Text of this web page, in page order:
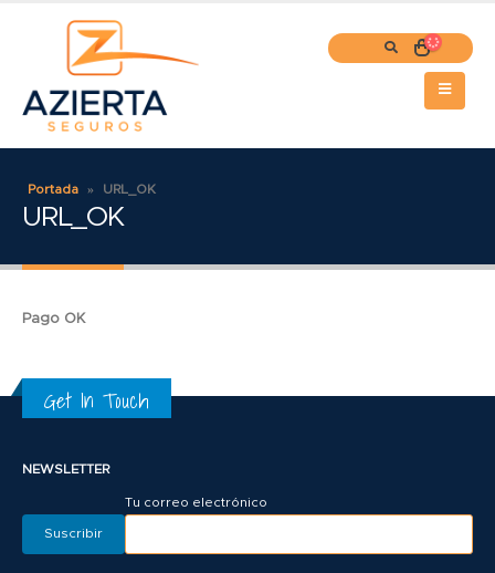
Portada » URL_OK
URL_OK
Pago OK
Get In Touch
NEWSLETTER
Tu correo electrónico